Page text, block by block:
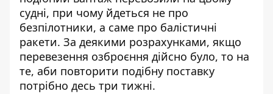
судні, при чому йдеться не про
безпілотники, а саме про балістичні
ракети. За деякими розрахунками, якщо
перевезення озброєння дійсно було, то на
те, аби повторити подібну поставку
потрібно десь три тижні.